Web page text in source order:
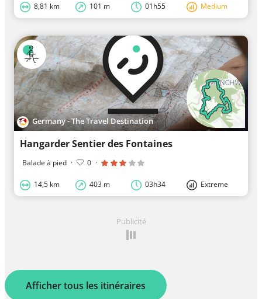
8,81 km 101 m 01h55 Medium
Germany - The Travel Destination
Hangarder Sentier des Fontaines
Balade à pied · 0 ·
14,5 km 403 m 03h34 Extreme
Publicité
Afficher tous les itinéraires